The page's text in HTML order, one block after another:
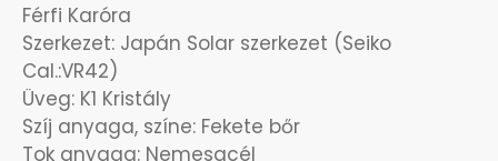
Férfi Karóra
Szerkezet: Japán Solar szerkezet (Seiko
Cal.:VR42)
Üveg: K1 Kristály
Szíj anyaga, színe: Fekete bőr
Tok anyaga: Nemesacél
OKOSÓRÁK
ÖNGYÚJTÓK
ÓRAFORGATÓK